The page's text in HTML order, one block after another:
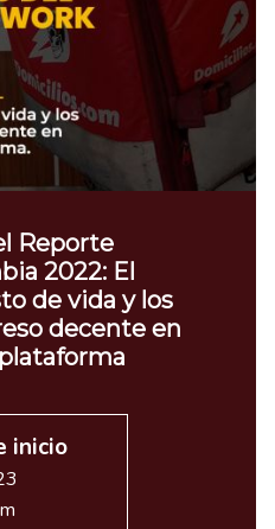
Reporte
2022: El
de vida y los
decente en
inicio